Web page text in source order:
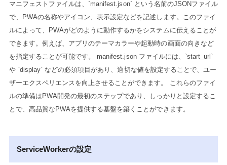
マニフェストファイルは、`manifest.json` という名前のJSONファイル
で、PWAの名称やアイコン、表示設定などを記述します。このファイ
ルによって、PWAがどのように動作するかをシステムに伝えることが
できます。例えば、アプリのテーマカラーや起動時の画面の向きなど
を指定することが可能です。 manifest.json ファイルには、`start_url`
や `display` などの必須項目があり、適切な値を設定することで、ユー
ザーエクスペリエンスを向上させることができます。 これらのファイ
ルの準備はPWA開発の最初のステップであり、しっかりと設定するこ
とで、高品質なPWAを提供する基盤を築くことができます。
ServiceWorkerの設定